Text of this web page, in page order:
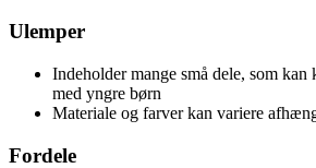
Ulemper
Indeholder mange små dele, som
med yngre børn
Materiale og farver kan variere
Fordele